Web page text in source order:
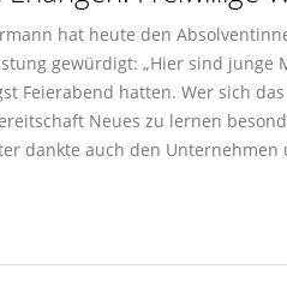
hat heute den
gewürdigt: „Hier sind
Feierabend hatten. Wer sich
Neues zu lernen
dankte auch den